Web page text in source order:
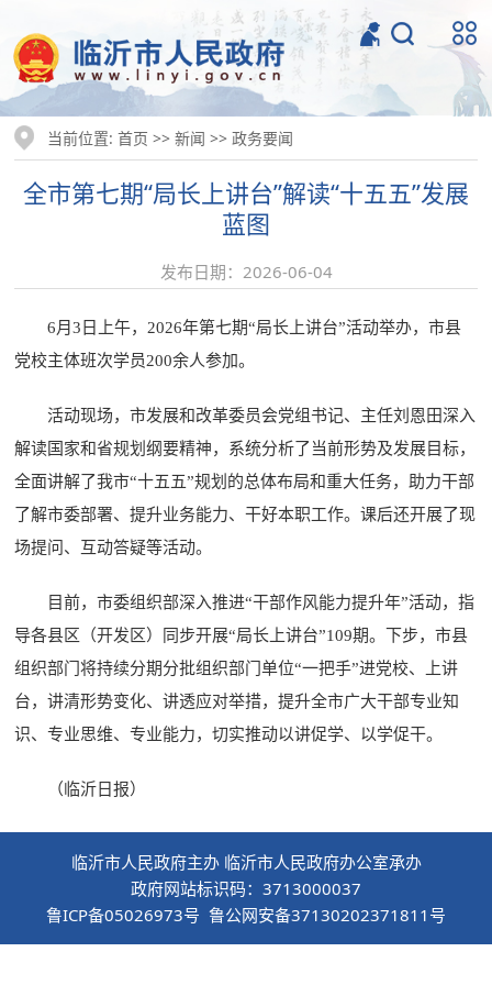
当前位置:首页 >>新闻 >>政务要闻
全市第七期“局长上讲台”解读“十五五”发展
蓝图
发布日期：2026-06-04
6月3日上午，2026年第七期“局长上讲台”活动举办，市县
党校主体班次学员200余人参加。
活动现场，市发展和改革委员会党组书记、主任刘恩田深入
解读国家和省规划纲要精神，系统分析了当前形势及发展目标，
全面讲解了我市“十五五”规划的总体布局和重大任务，助力干部
了解市委部署、提升业务能力、干好本职工作。课后还开展了现
场提问、互动答疑等活动。
目前，市委组织部深入推进“干部作风能力提升年”活动，指
导各县区（开发区）同步开展“局长上讲台”109期。下步，市县
组织部门将持续分期分批组织部门单位“一把手”进党校、上讲
台，讲清形势变化、讲透应对举措，提升全市广大干部专业知
识、专业思维、专业能力，切实推动以讲促学、以学促干。
（临沂日报）
临沂市人民政府主办 临沂市人民政府办公室承办
政府网站标识码：3713000037
鲁ICP备05026973号 鲁公网安备37130202371811号